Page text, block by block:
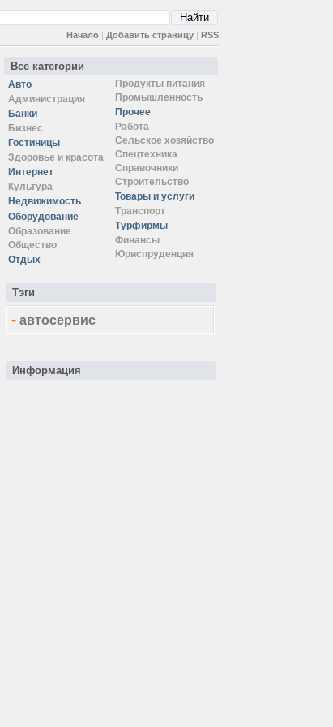
Начало | Добавить страницу | RSS
Все категории
Авто
Администрация
Банки
Бизнес
Гостиницы
Здоровье и красота
Интернет
Культура
Недвижимость
Оборудование
Образование
Общество
Отдых
Продукты питания
Промышленность
Прочее
Работа
Сельское хозяйство
Спецтехника
Справочники
Строительство
Товары и услуги
Транспорт
Турфирмы
Финансы
Юриспруденция
Тэги
- автосервис
Информация